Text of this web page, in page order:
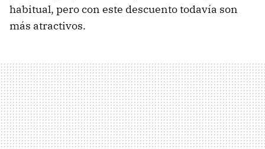
habitual, pero con este descuento todavía son
más atractivos.